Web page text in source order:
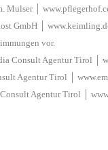
Mulser │
GmbH www.keimling.
vor.
Consult Agentur Tirol │
Agentur Tirol │
Agentur Tirol │